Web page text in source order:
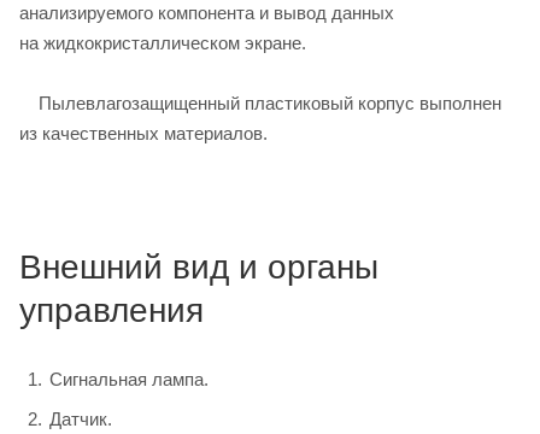
анализируемого компонента и вывод данных
на жидкокристаллическом экране.
Пылевлагозащищенный пластиковый корпус выполнен
из качественных материалов.
Внешний вид и органы
управления
Сигнальная лампа.
Датчик.